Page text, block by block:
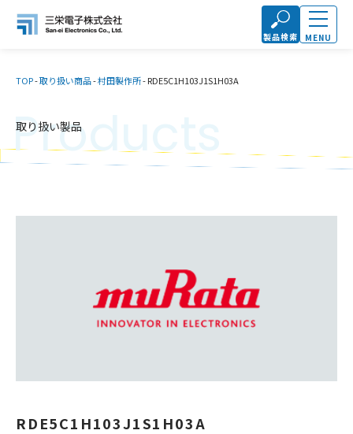
製品検索 MENU
TOP-取り扱い商品-村田製作所-RDE5C1H103J1S1H03A
取り扱い製品
Products
RDE5C1H103J1S1H03A